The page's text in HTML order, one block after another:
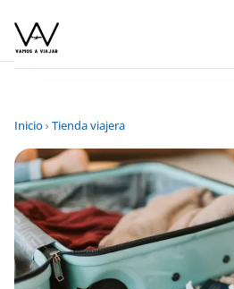
contenido
Inicio› Tienda viajera